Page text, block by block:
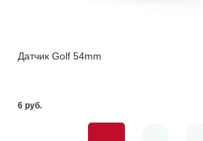
Датчик Golf 54mm
6 pуб.